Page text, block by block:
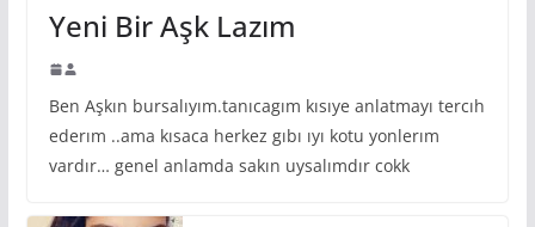
Yeni Bir Aşk Lazım
Ben Aşkın bursalıyım.tanıcagım kısıye anlatmayı tercıh
ederım ..ama kısaca herkez gıbı ıyı kotu yonlerım
vardır… genel anlamda sakın uysalımdır cokk